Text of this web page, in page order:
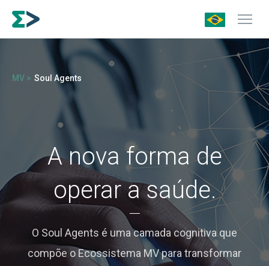
MV > Soul Agents
A nova forma de
operar a saúde.
O Soul Agents é uma camada cognitiva que
compõe o Ecossistema MV para transformar